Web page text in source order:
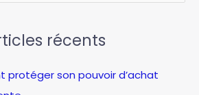
récents
protéger son pouvoir d’achat